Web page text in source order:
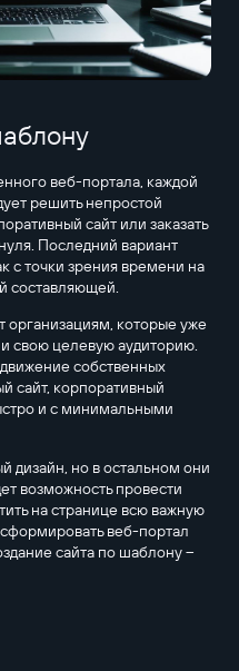
веб-портала, каждой
решить непростой
сайт или заказать
Последний вариант
с точки зрения времени на
составляющей.
организациям, которые уже
свою целевую аудиторию.
собственных
сайт, корпоративный
и с минимальными
дизайн, но в остальном они
возможность провести
на странице всю важную
веб-портал
сайта по шаблону –